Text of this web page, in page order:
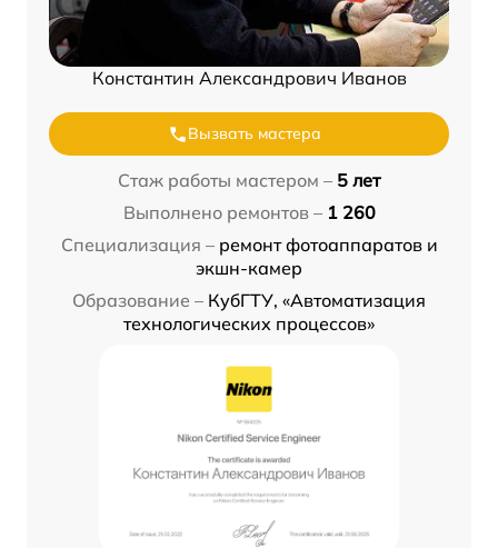
Константин Александрович Иванов
Вызвать мастера
Стаж работы мастером – 5 лет
Выполнено ремонтов – 1 260
Специализация – ремонт фотоаппаратов и
экшн-камер
Образование – КубГТУ, «Автоматизация
технологических процессов»